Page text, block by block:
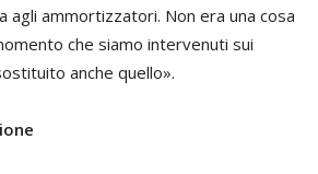
agli ammortizzatori. Non era una cosa
che siamo intervenuti sui
anche quello».